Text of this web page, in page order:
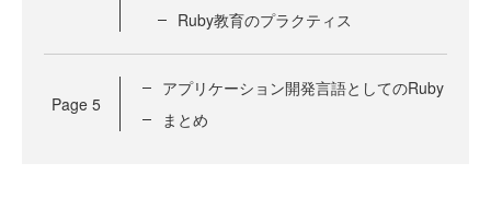
Ruby教育のプラクティス
Page 5
アプリケーション開発言語としてのRuby
まとめ